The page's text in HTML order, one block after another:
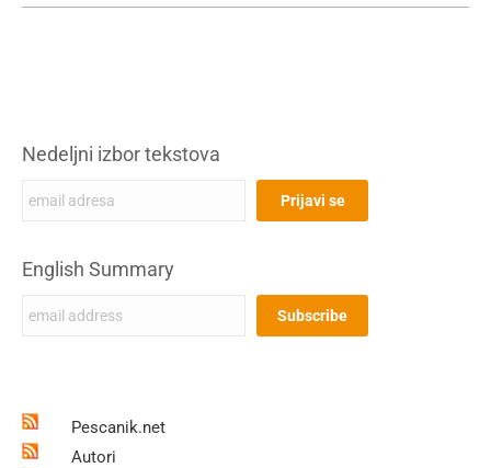
Nedeljni izbor tekstova
English Summary
Pescanik.net
Autori